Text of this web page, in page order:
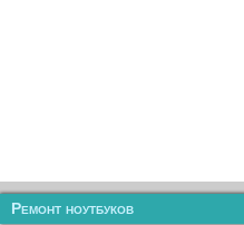
Ремонт ноутбуков